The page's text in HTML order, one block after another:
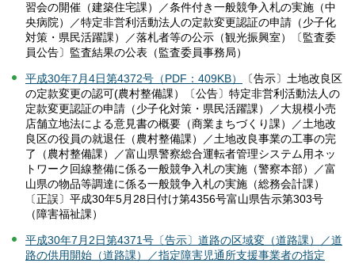
習会の開催（建築住宅課）／条件付き一般競争入札の実施（中
央病院）／特定非営利活動法人の定款変更認証の申請（少子化
対策・県民活躍課）／落札者等の公示（観光振興室）〔監査委
員公告〕監査結果の公表（監査委員事務局）
平成30年7月4日第4372号（PDF：409KB）
〔告示〕土地改良区
の定款変更の認可(農村整備課）〔公告〕特定非営利活動法人の
定款変更認証の申請（少子化対策・県民活躍課）／大規模小売
店舗立地法による意見書の概要（商業まちづくり課）／土地改
良区の役員の就退任（農村整備課）／土地改良事業の工事の完
了（農村整備課）／富山県警察総合運転者管理システム用ネッ
トワーク回線整備に係る一般競争入札の実施（警察本部）／富
山県の物品等調達に係る一般競争入札の実施（総務会計課）
〔正誤〕平成30年5月28日付け第4356号富山県告示第303号
（障害福祉課）
平成30年7月2日第4371号〔告示〕道路の区域変（道路課）／道
路の供用開始（道路課）／指定障害児通所支援事業者の指定